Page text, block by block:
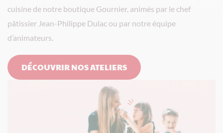
cuisine de notre boutique Gournier, animés par le chef
pâtissier Jean-Philippe Dulac ou par notre équipe
d’animateurs.
DÉCOUVRIR NOS ATELIERS